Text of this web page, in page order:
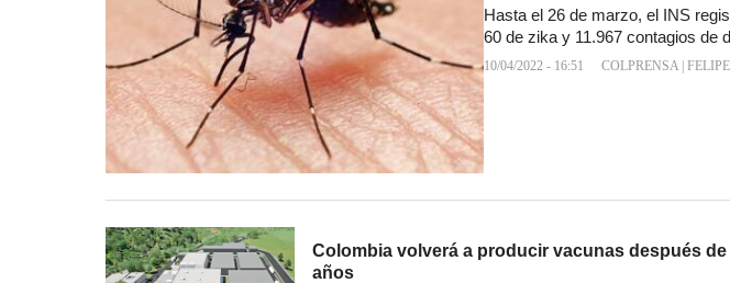
Hasta el 26 de marzo, el INS
60 de zika y 11.967 contagios de
10/04/2022 - 16:51 COLPRENSA
Colombia volverá a producir vacunas después de
años